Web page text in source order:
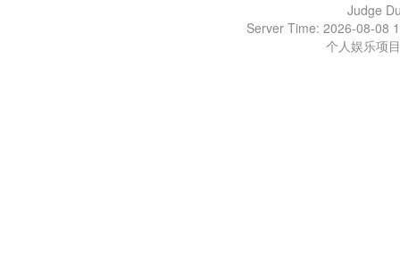
Judge
Server Time: 2026-08-08
个人娱乐项